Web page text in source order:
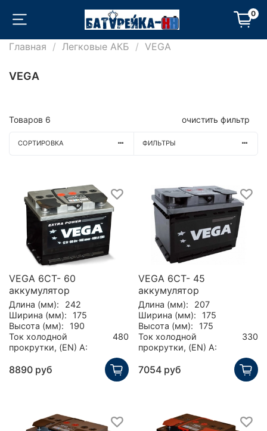
0
Главная Легковые АКБ VEGA
VEGA
Товаров 6 очистить фильтр
СОРТИРОВКА ФИЛЬТРЫ
VEGA 6СТ- 60
аккумулятор
Длина (мм):
242
Ширина (мм):
175
Высота (мм):
190
Ток холодной
прокрутки, (EN) А:
480
8890 руб
VEGA 6CT- 45
аккумулятор
Длина (мм):
207
Ширина (мм):
175
Высота (мм):
175
Ток холодной
прокрутки, (EN) А:
330
7054 руб